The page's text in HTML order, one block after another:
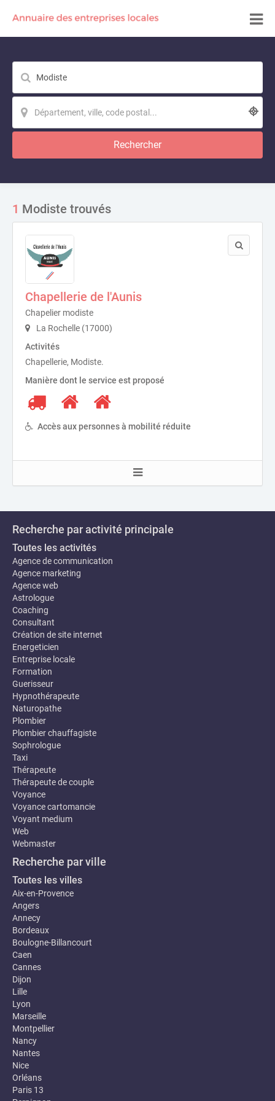
Rechercher
1 Modiste trouvés
Chapellerie de l'Aunis
Chapelier modiste
La Rochelle (17000)
Activités
Chapellerie, Modiste.
Manière dont le service est proposé
Accès aux personnes à mobilité réduite
Recherche par activité principale
Toutes les activités
Agence de communication
Agence marketing
Agence web
Astrologue
Coaching
Consultant
Création de site internet
Energeticien
Entreprise locale
Formation
Guerisseur
Hypnothérapeute
Naturopathe
Plombier
Plombier chauffagiste
Sophrologue
Taxi
Thérapeute
Thérapeute de couple
Voyance
Voyance cartomancie
Voyant medium
Web
Webmaster
Recherche par ville
Toutes les villes
Aix-en-Provence
Angers
Annecy
Bordeaux
Boulogne-Billancourt
Caen
Cannes
Dijon
Lille
Lyon
Marseille
Montpellier
Nancy
Nantes
Nice
Orléans
Paris 13